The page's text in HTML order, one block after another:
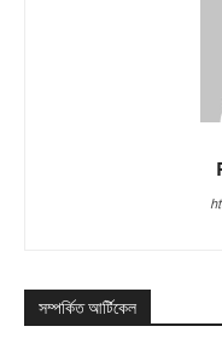
সম্পর্কিত আর্টিকেল